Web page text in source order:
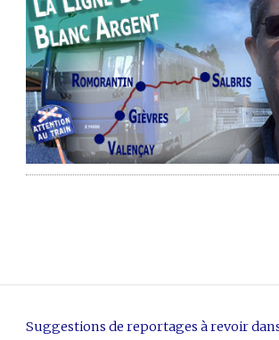
Suggestions de reportages à revoir